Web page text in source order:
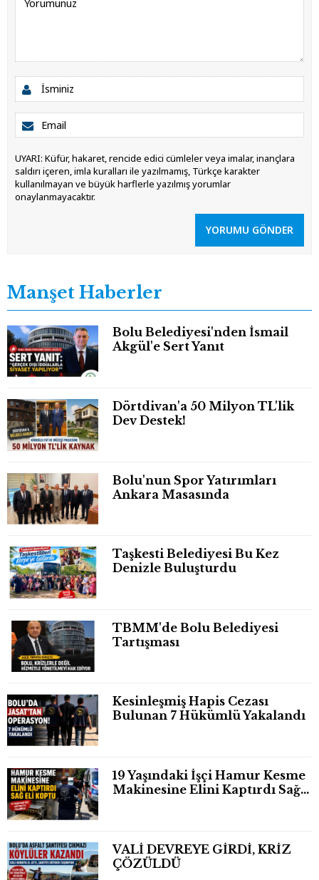
UYARI: Küfür, hakaret, rencide edici cümleler veya imalar, inançlara
saldırı içeren, imla kuralları ile yazılmamış, Türkçe karakter
kullanılmayan ve büyük harflerle yazılmış yorumlar
onaylanmayacaktır.
YORUMU GÖNDER
Manşet Haberler
Bolu Belediyesi'nden İsmail
Akgül'e Sert Yanıt
Dörtdivan'a 50 Milyon TL'lik
Dev Destek!
Bolu'nun Spor Yatırımları
Ankara Masasında
Taşkesti Belediyesi Bu Kez
Denizle Buluşturdu
TBMM'de Bolu Belediyesi
Tartışması
Kesinleşmiş Hapis Cezası
Bulunan 7 Hükümlü Yakalandı
19 Yaşındaki İşçi Hamur Kesme
Makinesine Elini Kaptırdı Sağ
VALİ DEVREYE GİRDİ, KRİZ
ÇÖZÜLDÜ